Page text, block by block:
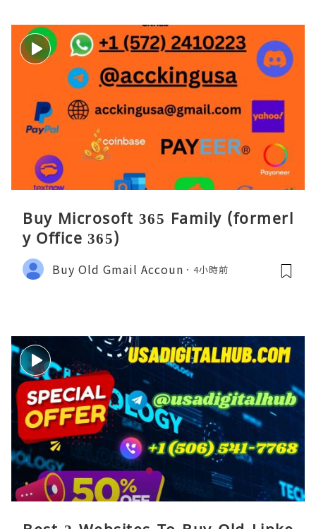
Buy Microsoft 365 Family (formerl
y Office 365)
Buy Old Gmail Accoun 4小時前